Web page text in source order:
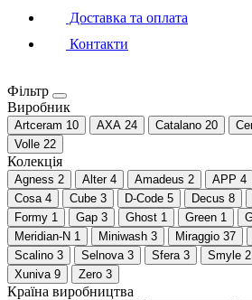
Доставка та оплата
Контакти
Фільтр
Виробник
Artceram 10 AXA 24 Catalano 20
Volle 22
Колекція
Agness 2 Alter 4 Amadeus 2 APP 4
Cosa 4 Cube 3 D-Code 5 Decus 8
Formy 1 Gap 3 Ghost 1 Green 1
Meridian-N 1 Miniwash 3 Miraggio 37
Scalino 3 Selnova 3 Sfera 3 Smyle 2
Xuniva 9 Zero 3
Країна виробництва